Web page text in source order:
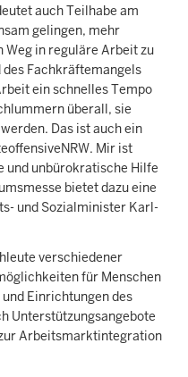
auch Teilhabe am
gelingen, mehr
Weg in reguläre Arbeit zu
Fachkräftemangels
ein schnelles Tempo
überall, sie
Das ist auch ein
Mir ist
und unbürokratische Hilfe
bietet dazu eine
und Sozialminister Karl-
verschiedener
für Menschen
Einrichtungen des
Unterstützungsangebote
Arbeitsmarktintegration